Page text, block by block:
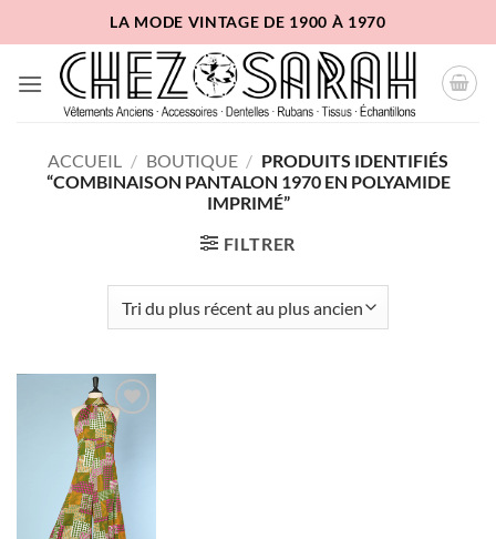
au
contenu
LA MODE VINTAGE DE 1900 À 1970
ACCUEIL / BOUTIQUE / PRODUITS IDENTIFIÉS
“COMBINAISON PANTALON 1970 EN POLYAMIDE
IMPRIMÉ”
FILTRER
Ajouter
à la liste
d'envies